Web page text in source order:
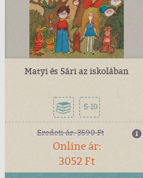
Matyi és Sári az iskolában
5-10
Eredeti ár:3590 Ft
Online ár:
3052 Ft